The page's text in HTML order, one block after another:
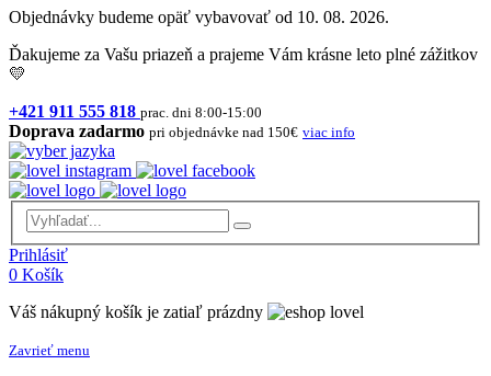
Objednávky budeme opäť vybavovať od 10. 08. 2026.
Ďakujeme za Vašu priazeň a prajeme Vám krásne leto plné zážitkov
💛
+421 911 555 818 prac. dni 8:00-15:00
Doprava zadarmo pri objednávke nad 150€ viac info
Prihlásiť
0 Košík
Váš nákupný košík je zatiaľ prázdny
Zavrieť menu